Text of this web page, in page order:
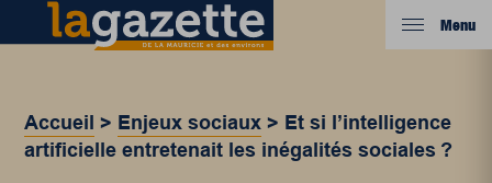
Menu
Accueil > Enjeux sociaux > Et si l’intelligence
artificielle entretenait les inégalités sociales ?